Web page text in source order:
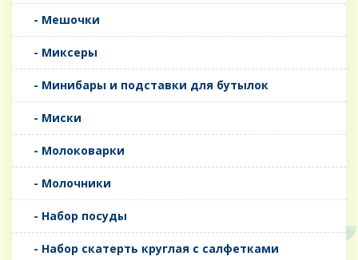
- Мешочки
- Миксеры
- Минибары и подставки для бутылок
- Миски
- Молоковарки
- Молочники
- Набор посуды
- Набор скатерть круглая с салфетками